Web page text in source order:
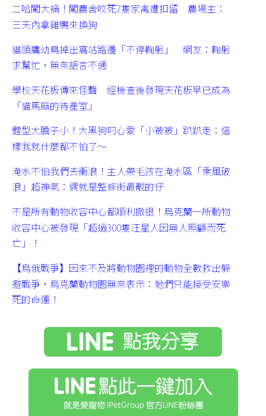
二哈闖大禍！闖農舍咬死7隻家禽遭扣留 農場主：
三天內拿雞鴨來換狗
貓頭鷹幼鳥掉出窩站路邊「不停鞠躬」 網友：鞠躬
求幫忙，無奈語言不通
學校天花板傳來怪聲 經檢查後發現天花板早已成為
「貓馬麻的待產室」
體型大膽子小！大黑狗叼心愛「小被被」趴趴走：這
樣我就什麼都不怕了～
淹水不怕我們去衝浪！主人帶毛孩在淹水區「乘風破
浪」超神氣：偶就是整條街最靚的仔
不是所有動物收容中心都順利撤退！烏克蘭一所動物
收容中心被發現「超過300隻汪星人因無人照顧而死
亡」！
【烏俄戰爭】因來不及將動物園裡的動物全數救出躲
避戰爭，烏克蘭動物園無奈表示：牠們只能接受安樂
死的命運！